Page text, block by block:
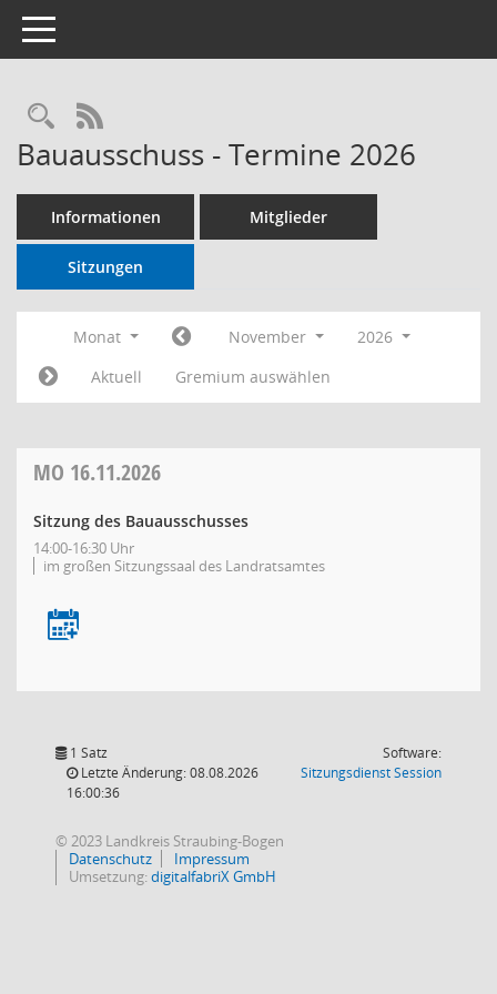
Toggle navigation
RSS-Feed
Bauausschuss - Termine 2026
Informationen Mitglieder
Sitzungen
Monat November
2026
Aktuell
Gremium auswählen
MO 16.11.2026
Sitzung des Bauausschusses
14:00-16:30 Uhr
im großen Sitzungssaal des Landratsamtes
1 Satz
Letzte Änderung: 08.08.2026
16:00:36
Software:
SitzungsdienstSession(Wird in
© 2023 Landkreis Straubing-Bogen
Datenschutz
Impressum
Umsetzung:digitalfabriX GmbH